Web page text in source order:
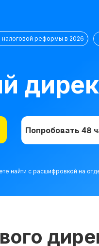
реформы в 2026
Попробовать 48
найти с расшифровкой на